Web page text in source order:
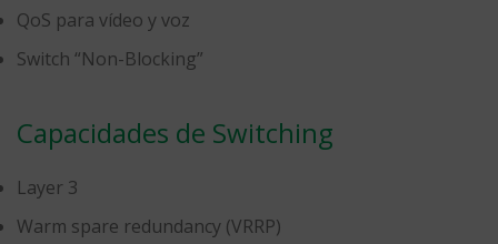
QoS para vídeo y voz
Switch “Non-Blocking”
Capacidades de Switching
Layer 3
Warm spare redundancy (VRRP)